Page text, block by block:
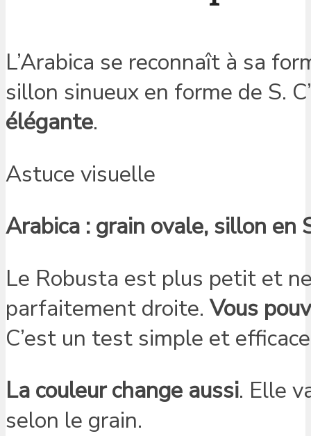
L’Arabica se reconnaît à sa
sillon sinueux en forme de S.
élégante.
Astuce visuelle
Arabica : grain ovale, sillon en
Le Robusta est plus petit et
parfaitement droite. Vous
C’est un test simple et
La couleur change aussi. Elle
selon le grain.